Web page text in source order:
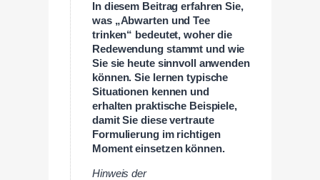
In diesem Beitrag erfahren Sie,
was „Abwarten und Tee
trinken“ bedeutet, woher die
Redewendung stammt und wie
Sie sie heute sinnvoll anwenden
können. Sie lernen typische
Situationen kennen und
erhalten praktische Beispiele,
damit Sie diese vertraute
Formulierung im richtigen
Moment einsetzen können.
Hinweis der